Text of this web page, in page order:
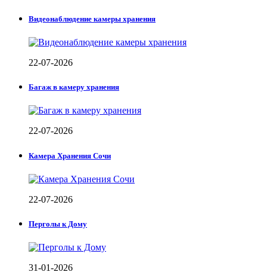
Видеонаблюдение камеры хранения
22-07-2026
Багаж в камеру хранения
22-07-2026
Камера Хранения Сочи
22-07-2026
Перголы к Дому
31-01-2026